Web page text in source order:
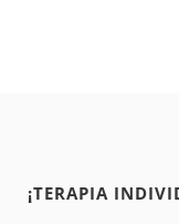
¡TERAPIA